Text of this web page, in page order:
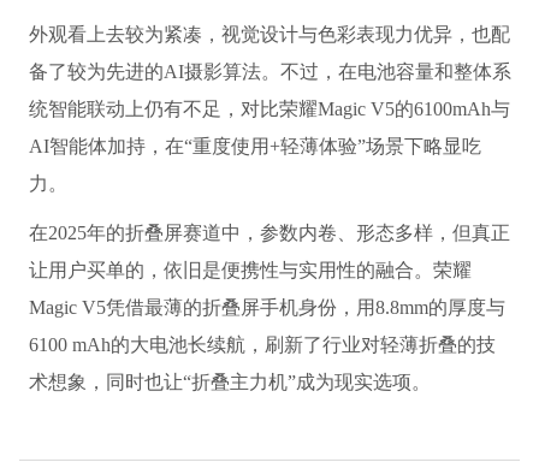
外观看上去较为紧凑，视觉设计与色彩表现力优异，也配
备了较为先进的AI摄影算法。不过，在电池容量和整体系
统智能联动上仍有不足，对比荣耀Magic V5的6100mAh与
AI智能体加持，在“重度使用+轻薄体验”场景下略显吃
力。
在2025年的折叠屏赛道中，参数内卷、形态多样，但真正
让用户买单的，依旧是便携性与实用性的融合。荣耀
Magic V5凭借最薄的折叠屏手机身份，用8.8mm的厚度与
6100 mAh的大电池长续航，刷新了行业对轻薄折叠的技
术想象，同时也让“折叠主力机”成为现实选项。